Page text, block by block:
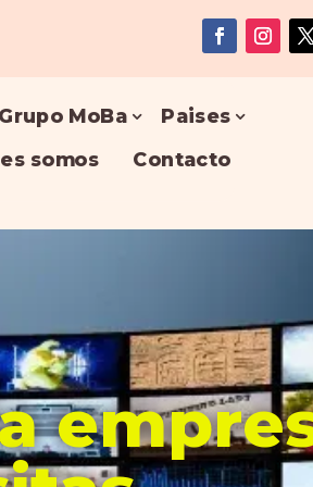
Grupo MoBa
Paises
somos
Contacto